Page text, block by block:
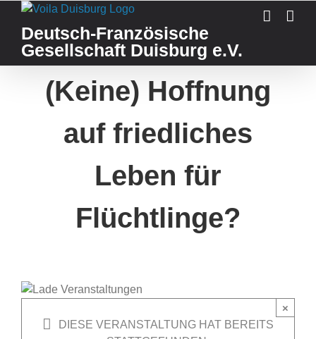
contentDeutsch-Französische
Gesellschaft Duisburg e.V.
(Keine) Hoffnung
auf friedliches
Leben für
Flüchtlinge?
DIESE VERANSTALTUNG HAT BEREITS
×